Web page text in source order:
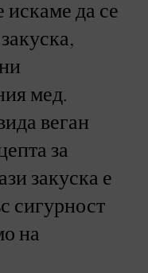
искаме да се
мед.
веган
за
закуска е
сигурност
на